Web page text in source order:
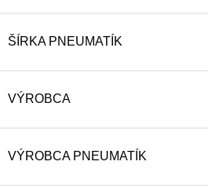
ŠÍRKA PNEUMATÍK
VÝROBCA
VÝROBCA PNEUMATÍK